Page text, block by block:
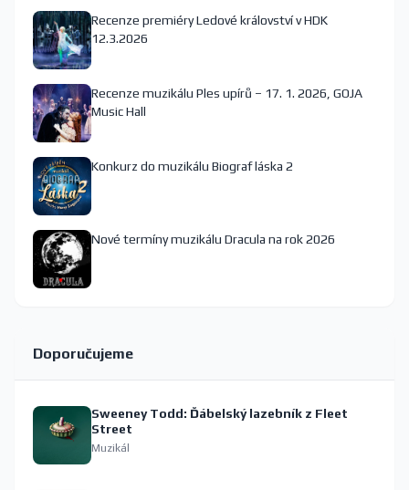
Recenze premiéry Ledové království v HDK
12.3.2026
Recenze muzikálu Ples upírů – 17. 1. 2026, GOJA
Music Hall
Konkurz do muzikálu Biograf láska 2
Nové termíny muzikálu Dracula na rok 2026
Doporučujeme
Sweeney Todd: Ďábelský lazebník z Fleet
Street
Muzikál